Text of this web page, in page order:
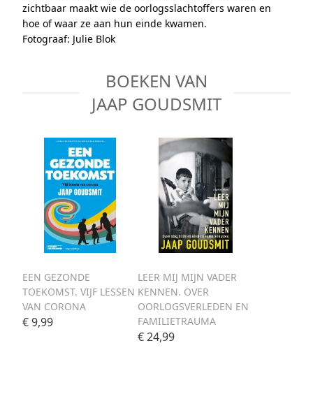
zichtbaar maakt wie de oorlogsslachtoffers waren en
hoe of waar ze aan hun einde kwamen.
Fotograaf: Julie Blok
BOEKEN VAN
JAAP GOUDSMIT
EEN GEZONDE
TOEKOMST. VIJF LESSEN
VAN CORONA
€ 9,99
LEER MIJ MIJN VADER
KENNEN. OVER
OORLOGSVERLEDEN EN
FAMILIETRAUMA
€ 24,99